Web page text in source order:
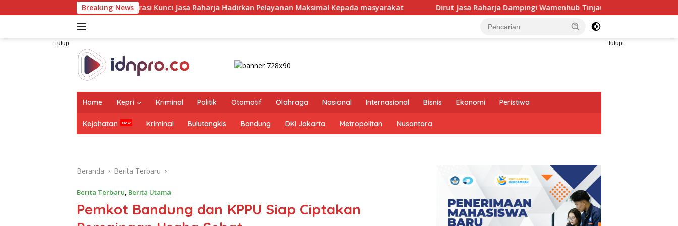
ke
Breaking News
Terintegrasi Kunci Jasa Raharja Hadirkan Pelayanan Maksimal Kepada masyarakat Dirut Jasa Raharja Dampingi Wamenhub Tinjau Penanganan Korban KM Mutiara Sentosa II di
tutup tutup
Home Kepri Kriminal Politik Otomotif Olahraga Nasional Internasional Bisnis Ekonomi Peristiwa
Kejahatan Kriminal Bulutangkis Bandung DKI Jakarta Metropolitan Nusantara
Beranda Berita Terbaru
Berita Terbaru, Berita Utama
Pemkot Bandung dan KPPU Siap Ciptakan